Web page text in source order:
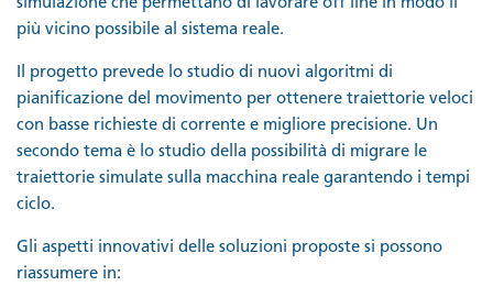
simulazione che permettano di lavorare off line in modo il
più vicino possibile al sistema reale.
Il progetto prevede lo studio di nuovi algoritmi di
pianificazione del movimento per ottenere traiettorie veloci
con basse richieste di corrente e migliore precisione. Un
secondo tema è lo studio della possibilità di migrare le
traiettorie simulate sulla macchina reale garantendo i tempi
ciclo.
Gli aspetti innovativi delle soluzioni proposte si possono
riassumere in: